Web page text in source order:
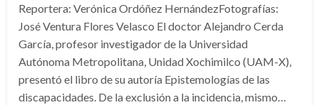
Reportera: Verónica Ordóñez HernándezFotografías:
José Ventura Flores Velasco El doctor Alejandro Cerda
García, profesor investigador de la Universidad
Autónoma Metropolitana, Unidad Xochimilco (UAM-X),
presentó el libro de su autoría Epistemologías de las
discapacidades. De la exclusión a la incidencia, mismo…